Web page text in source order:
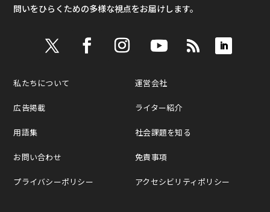
問いをひらくための多様な視点をお届けします。
私たちについて
広告掲載
用語集
お問い合わせ
プライバシーポリシー
運営会社
ライター紹介
社会課題を知る
免責事項
アクセシビリティポリシー